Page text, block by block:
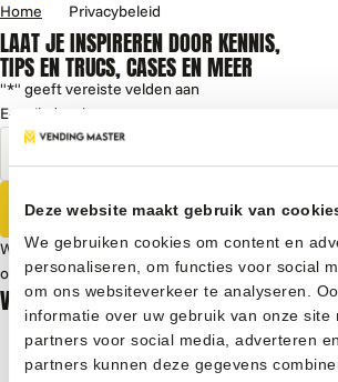
Deze website maakt gebruik van
We gebruiken cookies om content en
personaliseren, om functies voor social
om ons websiteverkeer te analyseren.
informatie over uw gebruik van onze site
partners voor social media, adverteren
partners kunnen deze gegevens
Home Privacybeleid
LAAT JE INSPIREREN DOOR KENNIS,
TIPS EN TRUCS, CASES EN MEER
"*" geeft vereiste velden aan
E-mailadres
*
Inschrijven
We gebruiken je gegevens om contact op te
overeenstemming met onsprivacybeleid.
VENDING MACHINES
Indoor Vending Machines
Outdoor Vending Machines
Smart Vending